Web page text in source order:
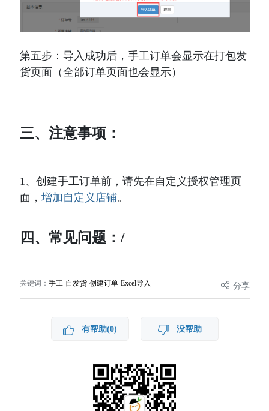
第五步：导入成功后，手工订单会显示在打包发
货页面（全部订单页面也会显示）
三、注意事项：
1、创建手工订单前，请先在自定义授权管理页
面， 增加自定义店铺。
四、常见问题：/
关键词： 手工 自发货 创建订单 Excel导入 分享
有帮助(0) 没帮助